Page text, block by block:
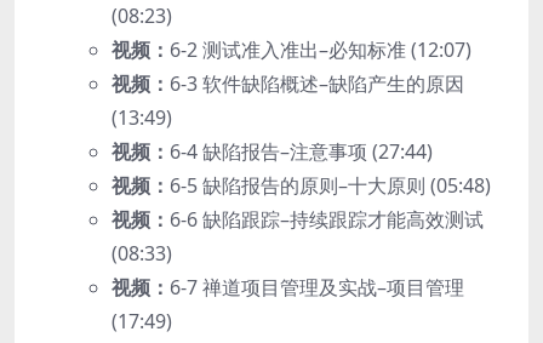
(08:23)
视频： 6-2 测试准入准出–必知标准 (12:07)
视频： 6-3 软件缺陷概述–缺陷产生的原因
(13:49)
视频： 6-4 缺陷报告–注意事项 (27:44)
视频： 6-5 缺陷报告的原则–十大原则 (05:48)
视频： 6-6 缺陷跟踪–持续跟踪才能高效测试
(08:33)
视频： 6-7 禅道项目管理及实战–项目管理
(17:49)